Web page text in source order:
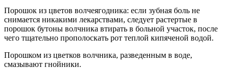
Порошок из цветов волчеягодника: если зубная боль не
снимается никакими лекарствами, следует растертые в
порошок бутоны волчника втирать в больной участок, после
чего тщательно прополоскать рот теплой кипяченой водой.
Порошком из цветков волчника, разведенным в воде,
смазывают гнойники.